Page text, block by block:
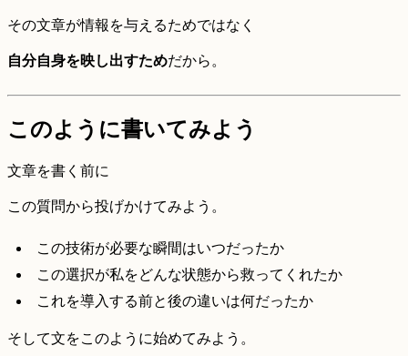
その文章が情報を与えるためではなく
自分自身を映し出すためだから。
このように書いてみよう
文章を書く前に
この質問から投げかけてみよう。
この技術が必要な瞬間はいつだったか
この選択が私をどんな状態から救ってくれたか
これを導入する前と後の違いは何だったか
そして文をこのように始めてみよう。